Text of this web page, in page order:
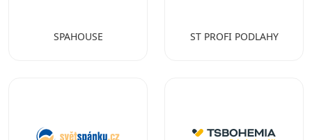
SPAHOUSE ST PROFI PODLAHY